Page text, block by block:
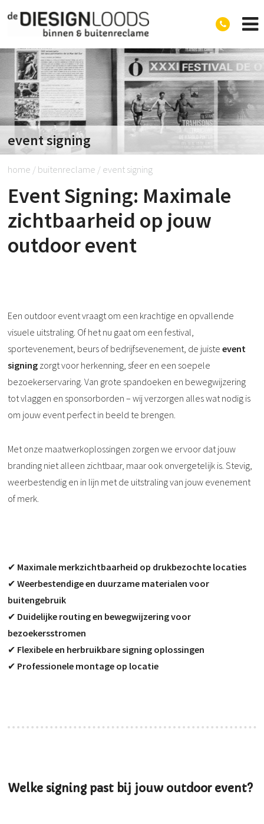
event signing
home / buitenreclame / event signing
Event Signing: Maximale
zichtbaarheid op jouw
outdoor event
Een outdoor event vraagt om een krachtige en opvallende
visuele uitstraling. Of het nu gaat om een festival,
sportevenement, beurs of bedrijfsevenement, de juisteevent
signing zorgt voor herkenning, sfeer en een soepele
bezoekerservaring. Van grote spandoeken en bewegwijzering
tot vlaggen en sponsorborden – wij verzorgen alles wat nodig is
om jouw event perfect in beeld te brengen.
Met onze maatwerkoplossingen zorgen we ervoor dat jouw
branding niet alleen zichtbaar, maar ook onvergetelijk is. Stevig,
weerbestendig en in lijn met de uitstraling van jouw evenement
of merk.
✔ Maximale merkzichtbaarheid op drukbezochte locaties
✔Weerbestendige en duurzame materialen voor
buitengebruik
✔ Duidelijke routing en bewegwijzering voor
bezoekersstromen
✔ Flexibele en herbruikbare signing oplossingen
✔ Professionele montage op locatie
Welke signing past bij jouw outdoor event?